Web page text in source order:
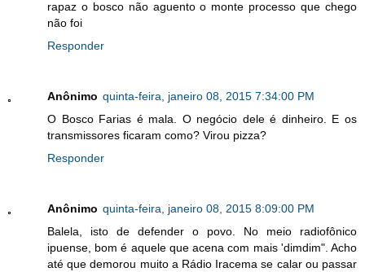
rapaz o bosco não aguento o monte processo que chego
não foi
Responder
Anônimo quinta-feira, janeiro 08, 2015 7:34:00 PM
O Bosco Farias é mala. O negócio dele é dinheiro. E os
transmissores ficaram como? Virou pizza?
Responder
Anônimo quinta-feira, janeiro 08, 2015 8:09:00 PM
Balela, isto de defender o povo. No meio radiofônico
ipuense, bom é aquele que acena com mais 'dimdim". Acho
até que demorou muito a Rádio Iracema se calar ou passar